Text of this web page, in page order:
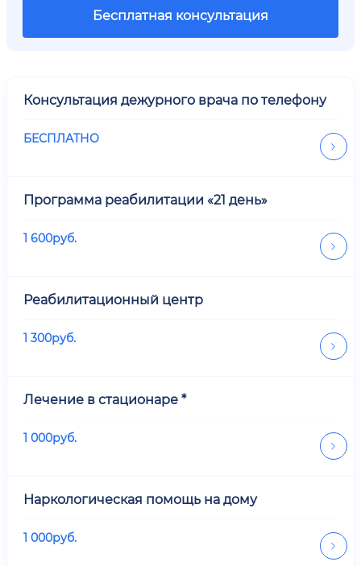
Бесплатная консультация
Консультация дежурного врача по телефону
БЕСПЛАТНО
Программа реабилитации «21 день»
1 600руб.
Реабилитационный центр
1 300руб.
Лечение в стационаре *
1 000руб.
Наркологическая помощь на дому
1 000руб.